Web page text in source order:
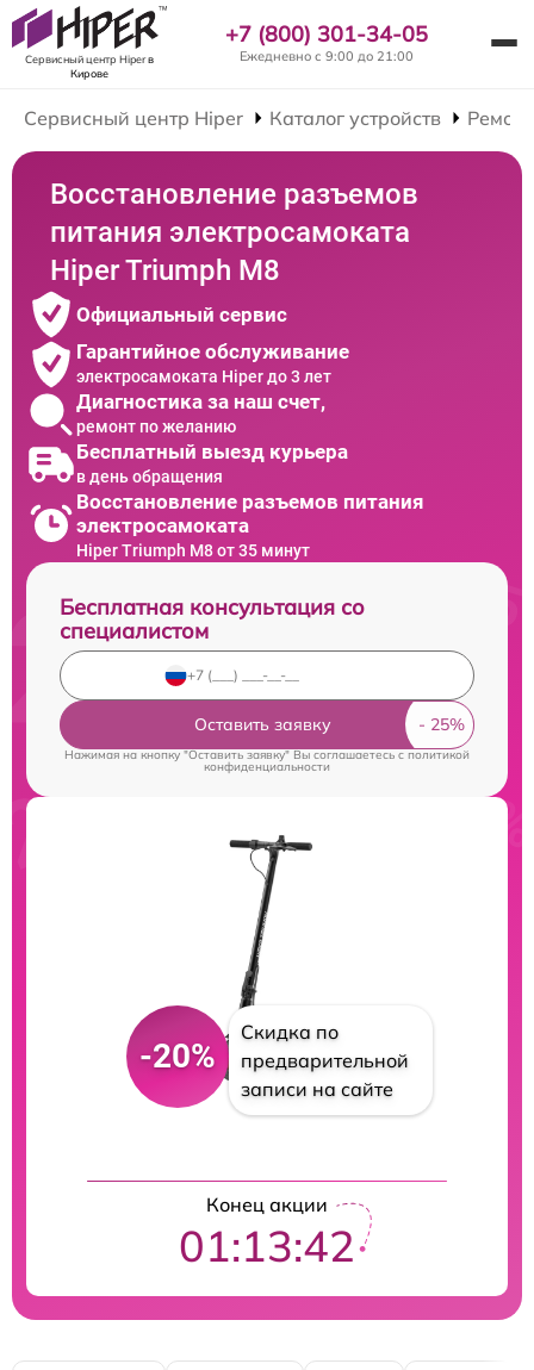
Сервисный центр Hiperв
Кирове
+7 (800) 301-34-05
Ежедневно с 9:00 до 21:00
Сервисный центр Hiper Каталог устройств
Восстановление разъемов
питания электросамоката
Hiper Triumph M8
Официальный сервис
Гарантийное обслуживание
электросамоката Hiper до 3 лет
Диагностика за наш счет,
ремонт по желанию
Бесплатный выезд курьера
в день обращения
Восстановление разъемов питания
электросамоката
Hiper Triumph M8 от 35 минут
Бесплатная консультация со
специалистом
Оставить заявку
Нажимая на кнопку "Оставить заявку" Вы соглашаетесь cполитикой
конфиденциальности
-20%
Скидка по
предварительной
записи на сайте
Конец акции
01:13:42